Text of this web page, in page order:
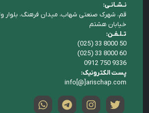
نـشـانـی:
قم، شهرک صنعتی شهاب، میدان فرهنگ، بلوار
خیابان هشتم
تـلـفـن:
(025) 33 8000 50
(025) 33 8000 60
0912 750 9336
پست الکترونیک:
info[@]arischap.com